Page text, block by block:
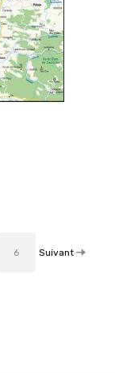
6 Suivant